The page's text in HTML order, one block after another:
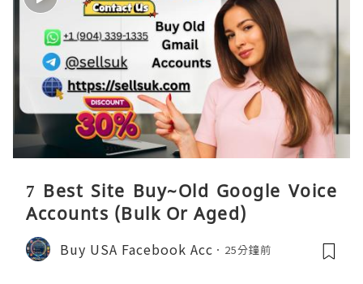
7 Best Site Buy~Old Google Voice
Accounts (Bulk Or Aged)
Buy USA Facebook Acc 25分鐘前